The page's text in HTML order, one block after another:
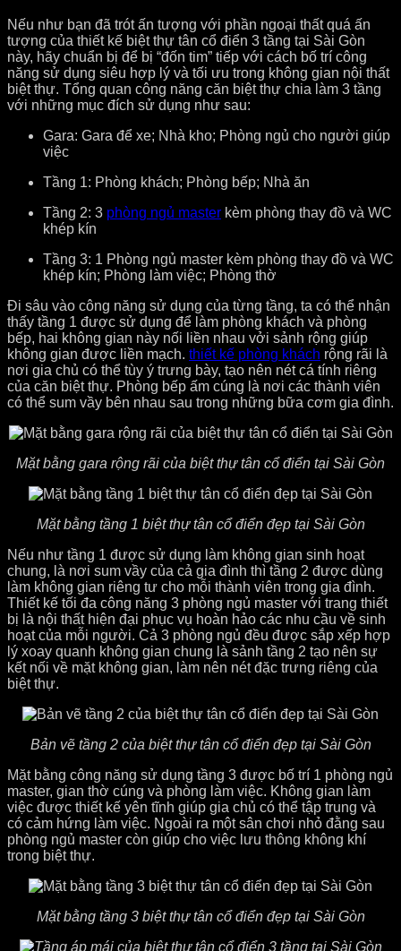
Nếu như bạn đã trót ấn tượng với phần ngoại thất quá ấn
tượng của thiết kế biệt thự tân cổ điển 3 tầng tại Sài Gòn
này, hãy chuẩn bị để bị “đốn tim” tiếp với cách bố trí công
năng sử dụng siêu hợp lý và tối ưu trong không gian nội thất
biệt thự. Tổng quan công năng căn biệt thự chia làm 3 tầng
với những mục đích sử dụng như sau:
Gara: Gara để xe; Nhà kho; Phòng ngủ cho người giúp
việc
Tầng 1: Phòng khách; Phòng bếp; Nhà ăn
Tầng 2: 3 phòng ngủ master kèm phòng thay đồ và WC
khép kín
Tầng 3: 1 Phòng ngủ master kèm phòng thay đồ và WC
khép kín; Phòng làm việc; Phòng thờ
Đi sâu vào công năng sử dụng của từng tầng, ta có thể nhận
thấy tầng 1 được sử dụng để làm phòng khách và phòng
bếp, hai không gian này nối liền nhau vởi sảnh rộng giúp
không gian được liền mạch. thiết kế phòng khách rộng rãi là
nơi gia chủ có thể tùy ý trưng bày, tạo nên nét cá tính riêng
của căn biệt thự. Phòng bếp ấm cúng là nơi các thành viên
có thể sum vầy bên nhau sau trong những bữa cơm gia đình.
Mặt bằng gara rộng rãi của biệt thự tân cổ điển tại Sài Gòn
Mặt bằng tầng 1 biệt thự tân cổ điển đẹp tại Sài Gòn
Nếu như tầng 1 được sử dụng làm không gian sinh hoạt
chung, là nơi sum vầy của cả gia đình thì tầng 2 được dùng
làm không gian riêng tư cho mỗi thành viên trong gia đình.
Thiết kế tối đa công năng 3 phòng ngủ master với trang thiết
bị là nội thất hiện đại phục vụ hoàn hảo các nhu cầu về sinh
hoạt của mỗi người. Cả 3 phòng ngủ đều được sắp xếp hợp
lý xoay quanh không gian chung là sảnh tầng 2 tạo nên sự
kết nối về mặt không gian, làm nên nét đặc trưng riêng của
biệt thự.
Bản vẽ tầng 2 của biệt thự tân cổ điển đẹp tại Sài Gòn
Mặt bằng công năng sử dụng tầng 3 được bố trí 1 phòng ngủ
master, gian thờ cúng và phòng làm việc. Không gian làm
việc được thiết kế yên tĩnh giúp gia chủ có thể tập trung và
có cảm hứng làm việc. Ngoài ra một sân chơi nhỏ đằng sau
phòng ngủ master còn giúp cho việc lưu thông không khí
trong biệt thự.
Mặt bằng tầng 3 biệt thự tân cổ điển đẹp tại Sài Gòn